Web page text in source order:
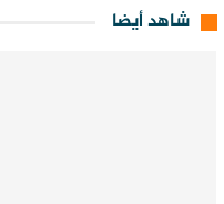
شاهد أيضا